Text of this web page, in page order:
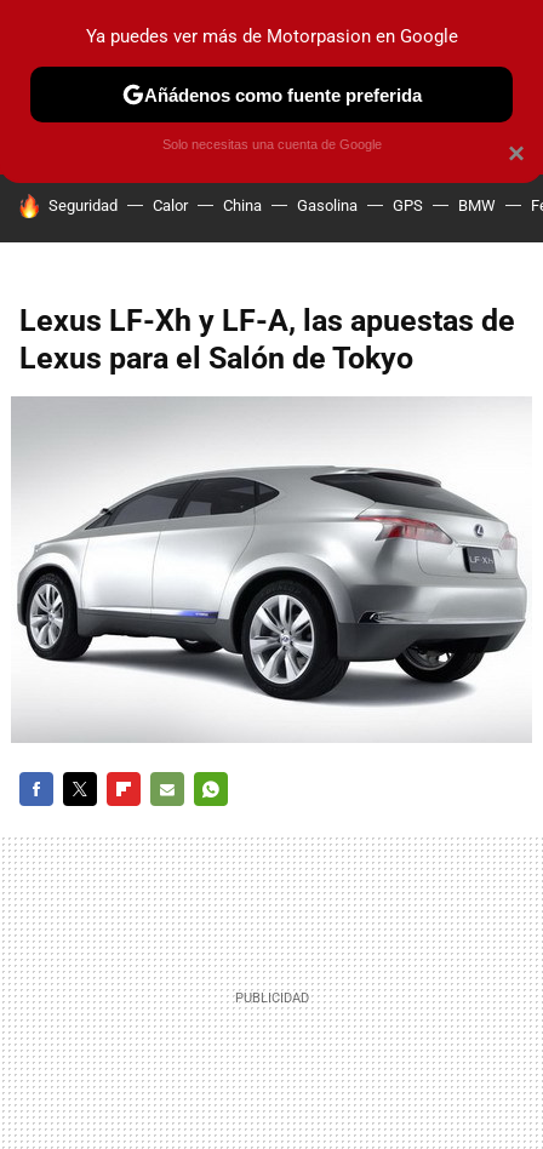
PRUEBAS COCHES ELÉCTRICOS OBSERVATORIO
HOY SE HABLA DE
Seguridad Calor China Gasolina GPS BMW
Lexus LF-Xh y LF-A, las apuestas de
Lexus para el Salón de Tokyo
MAIL
×
Ya puedes ver más de Motorpasion en Google
Añádenos como fuente preferida
Solo necesitas una cuenta de Google